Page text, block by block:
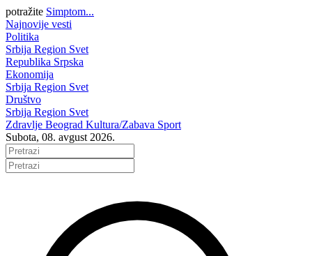
potražite Simptom...
Najnovije vesti
Politika
Srbija Region Svet
Republika Srpska
Ekonomija
Srbija Region Svet
Društvo
Srbija Region Svet
Zdravlje Beograd Kultura/Zabava Sport
Subota, 08. avgust 2026.